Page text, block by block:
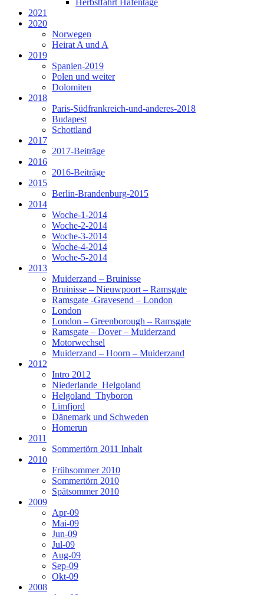
Herbstfahrt Hafentage
2021
2020
Norwegen
Heirat A und A
2019
Spanien-2019
Polen und weiter
Dolomiten
2018
Paris-Südfrankreich-und-anderes-2018
Budapest
Schottland
2017
2017-Beiträge
2016
2016-Beiträge
2015
Berlin-Brandenburg-2015
2014
Woche-1-2014
Woche-2-2014
Woche-3-2014
Woche-4-2014
Woche-5-2014
2013
Muiderzand – Bruinisse
Bruinisse – Nieuwpoort – Ramsgate
Ramsgate -Gravesend – London
London
London – Greenborough – Ramsgate
Ramsgate – Dover – Muiderzand
Motorwechsel
Muiderzand – Hoorn – Muiderzand
2012
Intro 2012
Niederlande_Helgoland
Helgoland_Thyboron
Limfjord
Dänemark und Schweden
Homerun
2011
Sommertörn 2011 Inhalt
2010
Frühsommer 2010
Sommertörn 2010
Spätsommer 2010
2009
Apr-09
Mai-09
Jun-09
Jul-09
Aug-09
Sep-09
Okt-09
2008